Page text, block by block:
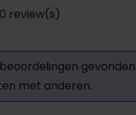
0 review(s)
met anderen.